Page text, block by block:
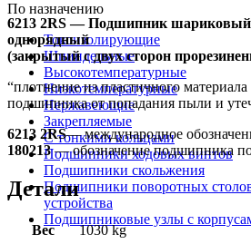
По назначению
Токоизолирующие
Шпиндельные
Высокотемпературные
Низкотемпературные
Нержавеющие
Закрепляемые
С тонкими кольцами
Подшипники ходовых винтов
Подшипники скольжения
Подшипники поворотных
устройства
Подшипниковые узлы с
6213 2RS — Подшипник
однорядный
(закрытый с двух сторон
“плотнение из пластичного
подшипника от попадания пыли и
6213 2RS— международное
180213— обозначение подшипника
Детали
Вес
1030 kg